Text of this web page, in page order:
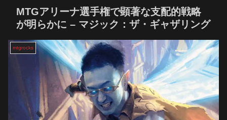
MTGアリーナ選手権で顕著な支配的戦略
が明らかに – マジック：ザ・ギャザリング
mtgrocks